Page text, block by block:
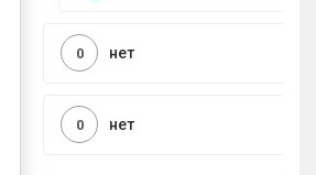
нет
0
нет
0